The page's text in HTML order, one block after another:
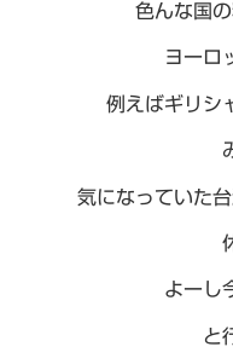
色んな国
ヨーロ
例えばギリシ
気になっていた
よーし
と